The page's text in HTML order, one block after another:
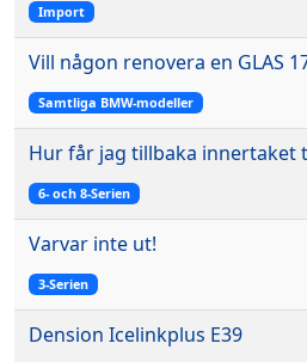
Import
Vill någon renovera en GLAS
Samtliga BMW-modeller
Hur får jag tillbaka innertaket
6- och 8-Serien
Varvar inte ut!
3-Serien
Dension Icelinkplus E39